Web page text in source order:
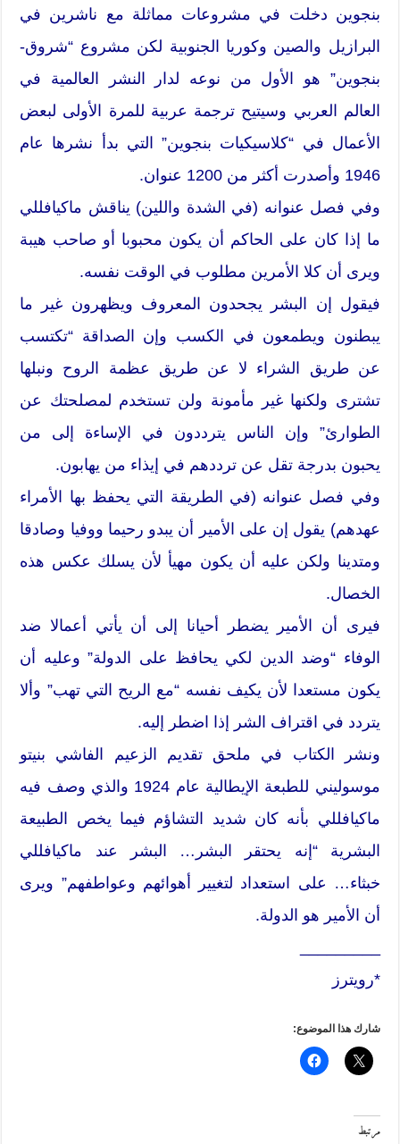
بنجوين دخلت في مشروعات مماثلة مع ناشرين في
البرازيل والصين وكوريا الجنوبية لكن مشروع “شروق-
بنجوين” هو الأول من نوعه لدار النشر العالمية في
العالم العربي وسيتيح ترجمة عربية للمرة الأولى لبعض
الأعمال في “كلاسيكيات بنجوين” التي بدأ نشرها عام
1946 وأصدرت أكثر من 1200 عنوان.
وفي فصل عنوانه (في الشدة واللين) يناقش ماكيافللي
ما إذا كان على الحاكم أن يكون محبوبا أو صاحب هيبة
ويرى أن كلا الأمرين مطلوب في الوقت نفسه.
فيقول إن البشر يجحدون المعروف ويظهرون غير ما
يبطنون ويطمعون في الكسب وإن الصداقة “تكتسب
عن طريق الشراء لا عن طريق عظمة الروح ونبلها
تشترى ولكنها غير مأمونة ولن تستخدم لمصلحتك عن
الطوارئ” وإن الناس يترددون في الإساءة إلى من
يحبون بدرجة تقل عن ترددهم في إيذاء من يهابون.
وفي فصل عنوانه (في الطريقة التي يحفظ بها الأمراء
عهدهم) يقول إن على الأمير أن يبدو رحيما ووفيا وصادقا
ومتدينا ولكن عليه أن يكون مهيأ لأن يسلك عكس هذه
الخصال.
فيرى أن الأمير يضطر أحيانا إلى أن يأتي أعمالا ضد
الوفاء “وضد الدين لكي يحافظ على الدولة” وعليه أن
يكون مستعدا لأن يكيف نفسه “مع الريح التي تهب” وألا
يتردد في اقتراف الشر إذا اضطر إليه.
ونشر الكتاب في ملحق تقديم الزعيم الفاشي بنيتو
موسوليني للطبعة الإيطالية عام 1924 والذي وصف فيه
ماكيافللي بأنه كان شديد التشاؤم فيما يخص الطبيعة
البشرية “إنه يحتقر البشر… البشر عند ماكيافللي
خبثاء… على استعداد لتغيير أهوائهم وعواطفهم” ويرى
أن الأمير هو الدولة.
*رويترز
شارك هذا الموضوع:
مرتبط